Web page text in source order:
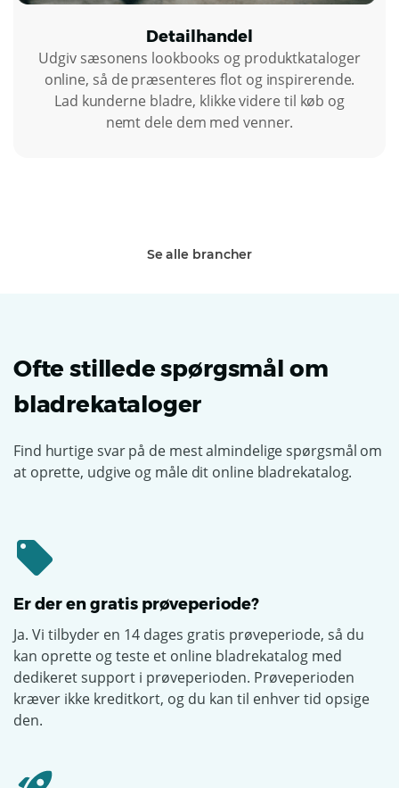
Detailhandel
Udgiv sæsonens lookbooks og produktkataloger
online, så de præsenteres flot og inspirerende.
Lad kunderne bladre, klikke videre til køb og
nemt dele dem med venner.
Se alle brancher
Ofte stillede spørgsmål om
bladrekataloger
Find hurtige svar på de mest almindelige spørgsmål om
at oprette, udgive og måle dit online bladrekatalog.
Er der en gratis prøveperiode?
Ja. Vi tilbyder en 14 dages gratis prøveperiode, så du
kan oprette og teste et online bladrekatalog med
dedikeret support i prøveperioden. Prøveperioden
kræver ikke kreditkort, og du kan til enhver tid opsige
den.